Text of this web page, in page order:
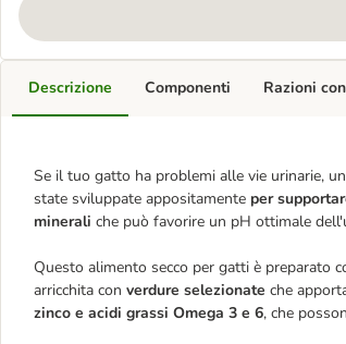
Descrizione
Se il tuo gatto ha problemi alle vie urinarie,
state sviluppate appositamente per
minerali che può favorire un pH ottimale
Questo alimento secco per gatti è preparato
arricchita con verdure selezionate che
zinco e acidi grassi Omega 3 e 6, che
Componenti Razioni